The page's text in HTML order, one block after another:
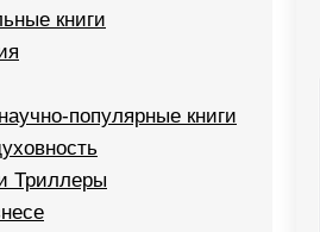
книги
популярные книги
Триллеры